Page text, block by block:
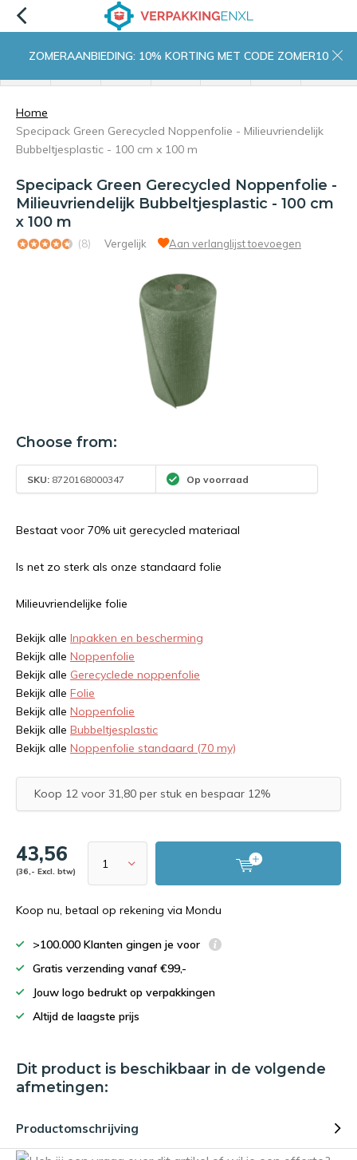
ZOMERAANBIEDING: 10% KORTING MET CODE ZOMER10
Home
Specipack Green Gerecycled Noppenfolie - Milieuvriendelijk
Bubbeltjesplastic - 100 cm x 100 m
Specipack Green Gerecycled Noppenfolie -
Milieuvriendelijk Bubbeltjesplastic - 100 cm
x 100 m
(8) Vergelijk Aan verlanglijst toevoegen
Choose from:
SKU: 8720168000347 Op voorraad
Bestaat voor 70% uit gerecycled materiaal
Is net zo sterk als onze standaard folie
Milieuvriendelijke folie
Bekijk alle Inpakken en bescherming
Bekijk alle Noppenfolie
Bekijk alle Gerecyclede noppenfolie
Bekijk alle Folie
Bekijk alle Noppenfolie
Bekijk alle Bubbeltjesplastic
Bekijk alle Noppenfolie standaard (70 my)
Koop 12 voor 31,80 per stuk en bespaar 12%
43,56
(36,- Excl. btw)
Koop nu, betaal op rekening via Mondu
>100.000 Klanten gingen je voor
Gratis verzending vanaf €99,-
Jouw logo bedrukt op verpakkingen
Altijd de laagste prijs
Dit product is beschikbaar in de volgende
afmetingen:
Productomschrijving